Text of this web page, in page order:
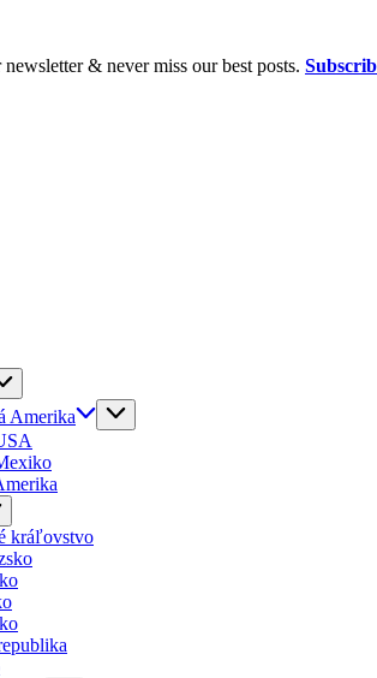
& never miss our best posts.
Amerika
kráľovstvo